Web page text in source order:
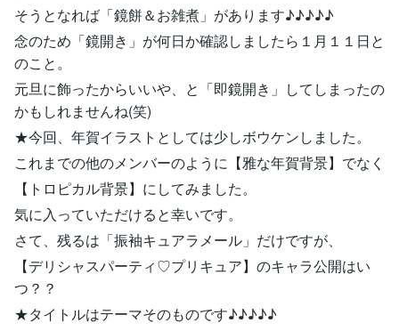
そうとなれば「鏡餅＆お雑煮」があります♪♪♪♪♪
念のため「鏡開き」が何日か確認しましたら１月１１日と
のこと。
元旦に飾ったからいいや、と「即鏡開き」してしまったの
かもしれませんね(笑)
★今回、年賀イラストとしては少しボウケンしました。
これまでの他のメンバーのように【雅な年賀背景】でなく
【トロピカル背景】にしてみました。
気に入っていただけると幸いです。
さて、残るは「振袖キュアラメール」だけですが、
【デリシャスパーティ♡プリキュア】のキャラ公開はい
つ？？
★タイトルはテーマそのものです♪♪♪♪♪